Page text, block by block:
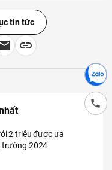
tin tức
2 triệu được ưa
2024